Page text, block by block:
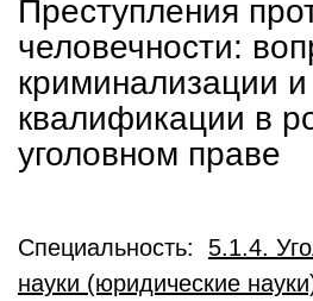
Преступления
человечности:
криминализации и
квалификации в
уголовном праве
Специальность: 5.1.4.
науки (юридические